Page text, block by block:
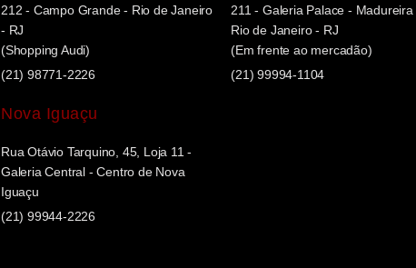
212 - Campo Grande - Rio de Janeiro
- RJ
(Shopping Audi)
(21) 98771-2226
211 - Galeria Palace - Madureira
Rio de Janeiro - RJ
(Em frente ao mercadão)
(21) 99994-1104
Nova Iguaçu
Rua Otávio Tarquino, 45, Loja 11 -
Galeria Central - Centro de Nova
Iguaçu
(21) 99944-2226